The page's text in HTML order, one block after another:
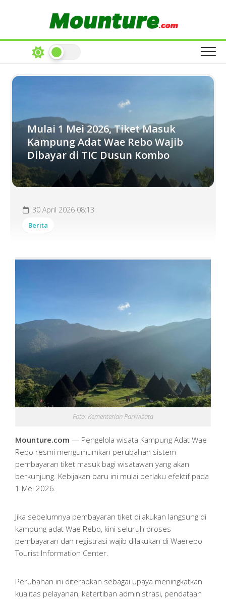
Mulai 1 Mei 2026, Tiket Masuk
Kampung Adat Wae Rebo Wajib
Dibayar di TIC Dusun Kombo
30 April 2026 08:13
Berita
Foto: Kementerian Pariwisata
Mounture.com — Pengelola wisata Kampung Adat Wae
Rebo resmi mengumumkan perubahan sistem
pembayaran tiket masuk bagi wisatawan yang akan
berkunjung. Kebijakan baru ini mulai berlaku efektif pada
1 Mei 2026.
Jika sebelumnya pembayaran tiket dilakukan langsung di
kampung adat Wae Rebo, kini seluruh proses
pembayaran dan registrasi wajib dilakukan di Waerebo
Tourist Information Center.
Perubahan ini diterapkan sebagai upaya meningkatkan
kualitas pelayanan, ketertiban administrasi, pendataan